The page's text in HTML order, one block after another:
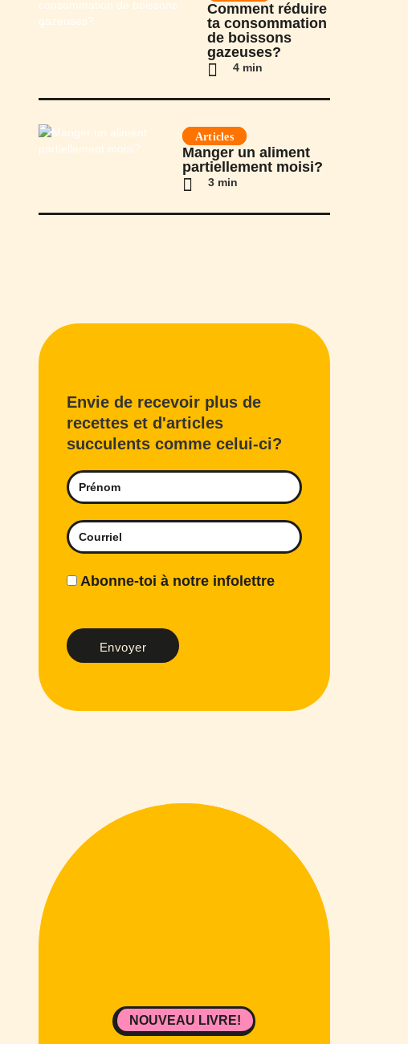
Comment réduire
ta consommation
de boissons
gazeuses?
4 min
Articles
Manger un aliment
partiellement moisi?
3 min
Envie de recevoir plus de
recettes et d'articles
succulents comme celui-ci?
Abonne-toi à notre infolettre
NOUVEAU LIVRE!